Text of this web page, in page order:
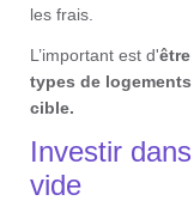
les frais.
L’important est d'
types de
cible.
Investir
vide